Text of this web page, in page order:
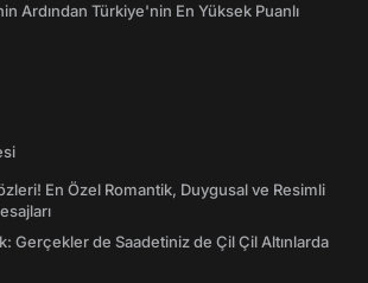
Ardından Türkiye'nin En Yüksek Puanlı
En Özel Romantik, Duygusal ve Resimli
Gerçekler de Saadetiniz de Çil Çil Altınlarda